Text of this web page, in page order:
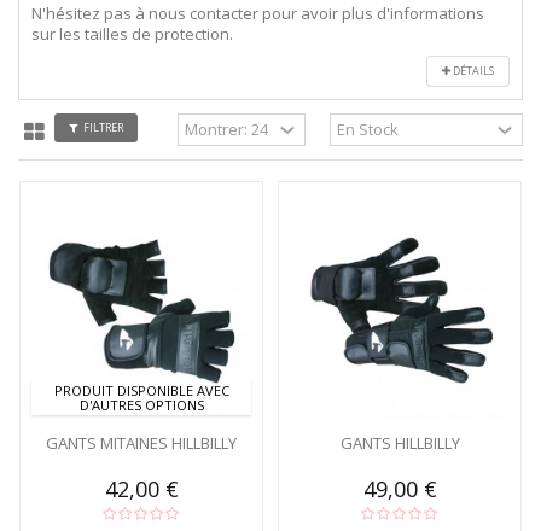
N'hésitez pas à nous contacter pour avoir plus d'informations
sur les tailles de protection.
DÉTAILS
FILTRER
PRODUIT DISPONIBLE AVEC
D'AUTRES OPTIONS
GANTS MITAINES HILLBILLY
42,00 €
GANTS HILLBILLY
49,00 €